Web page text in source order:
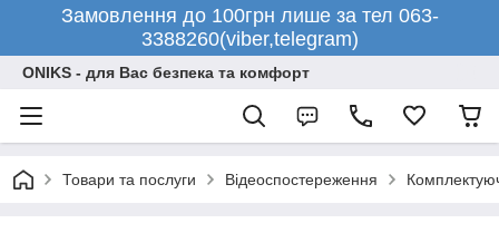
Замовлення до 100грн лише за тел 063-
3388260(viber,telegram)
ONIKS - для Вас безпека та комфорт
Товари та послуги Відеоспостереження